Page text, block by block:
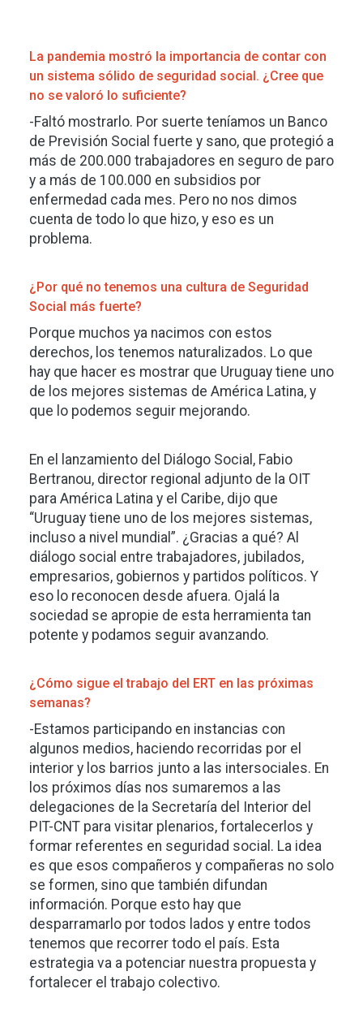
La pandemia mostró la importancia de contar con
un sistema sólido de seguridad social. ¿Cree que
no se valoró lo suficiente?
-Faltó mostrarlo. Por suerte teníamos un Banco
de Previsión Social fuerte y sano, que protegió a
más de 200.000 trabajadores en seguro de paro
y a más de 100.000 en subsidios por
enfermedad cada mes. Pero no nos dimos
cuenta de todo lo que hizo, y eso es un
problema.
¿Por qué no tenemos una cultura de Seguridad
Social más fuerte?
Porque muchos ya nacimos con estos
derechos, los tenemos naturalizados. Lo que
hay que hacer es mostrar que Uruguay tiene uno
de los mejores sistemas de América Latina, y
que lo podemos seguir mejorando.
En el lanzamiento del Diálogo Social, Fabio
Bertranou, director regional adjunto de la OIT
para América Latina y el Caribe, dijo que
“Uruguay tiene uno de los mejores sistemas,
incluso a nivel mundial”. ¿Gracias a qué? Al
diálogo social entre trabajadores, jubilados,
empresarios, gobiernos y partidos políticos. Y
eso lo reconocen desde afuera. Ojalá la
sociedad se apropie de esta herramienta tan
potente y podamos seguir avanzando.
¿Cómo sigue el trabajo del ERT en las próximas
semanas?
-Estamos participando en instancias con
algunos medios, haciendo recorridas por el
interior y los barrios junto a las intersociales. En
los próximos días nos sumaremos a las
delegaciones de la Secretaría del Interior del
PIT-CNT para visitar plenarios, fortalecerlos y
formar referentes en seguridad social. La idea
es que esos compañeros y compañeras no solo
se formen, sino que también difundan
información. Porque esto hay que
desparramarlo por todos lados y entre todos
tenemos que recorrer todo el país. Esta
estrategia va a potenciar nuestra propuesta y
fortalecer el trabajo colectivo.